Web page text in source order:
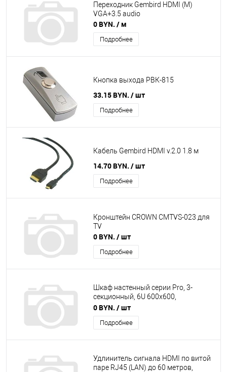
Переходник Gembird HDMI (M)
VGA+3.5 audio
0 BYN. / м
Подробнее
Кнопка выхода РВК-815
33.15 BYN. / шт
Подробнее
Кабель Gembird HDMI v.2.0 1.8 м
14.70 BYN. / шт
Подробнее
Кронштейн CROWN CMTVS-023 для
TV
0 BYN. / шт
Подробнее
Шкаф настенный серии Pro, 3-
секционный, 6U 600x600,
металлическая дверь TWT-CBW3M-
6U-6x6-GY
0 BYN. / шт
Подробнее
Удлинитель сигнала HDMI по витой
паре RJ45 (LAN) до 60 метров,